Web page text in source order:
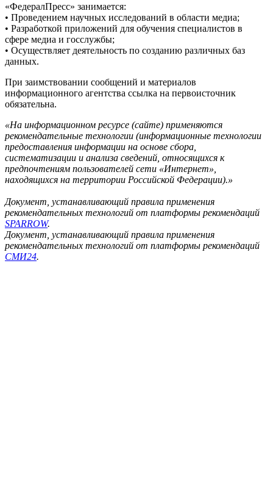
«ФедералПресс» занимается:
• Проведением научных исследований в области медиа;
• Разработкой приложений для обучения специалистов в
сфере медиа и госслужбы;
• Осуществляет деятельность по созданию различных баз
данных.
При заимствовании сообщений и материалов
информационного агентства ссылка на первоисточник
обязательна.
«На информационном ресурсе (сайте) применяются
рекомендательные технологии (информационные технологии
предоставления информации на основе сбора,
систематизации и анализа сведений, относящихся к
предпочтениям пользователей сети «Интернет»,
находящихся на территории Российской Федерации).»
Документ, устанавливающий правила применения
рекомендательных технологий от платформы рекомендаций
SPARROW.
Документ, устанавливающий правила применения
рекомендательных технологий от платформы рекомендаций
СМИ24.